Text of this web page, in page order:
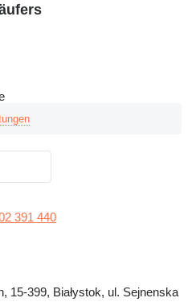
391 440
15-399, Białystok, ul. Sejnenska